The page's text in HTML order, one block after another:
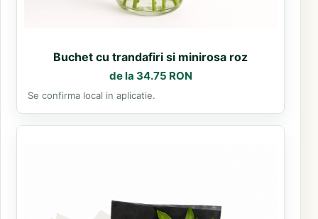
Buchet cu trandafiri si minirosa roz
de la 34.75 RON
Se confirma local in aplicatie.